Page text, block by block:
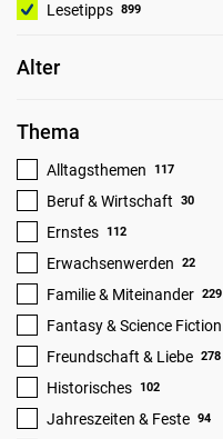
Lesetipps 899
Alter
Thema
Alltagsthemen 117
Beruf & Wirtschaft 30
Ernstes 112
Erwachsenwerden 22
Familie & Miteinander 229
Fantasy & Science Fiction
Freundschaft & Liebe 278
Historisches 102
Jahreszeiten & Feste 94